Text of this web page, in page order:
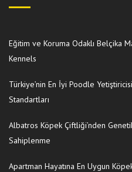
Eğitim ve Koruma Odaklı Belçika
Kennels
Türkiye’nin En İyi Poodle
Standartları
Albatros Köpek Çiftliği’nden
Sahiplenme
Apartman Hayatına En Uygun